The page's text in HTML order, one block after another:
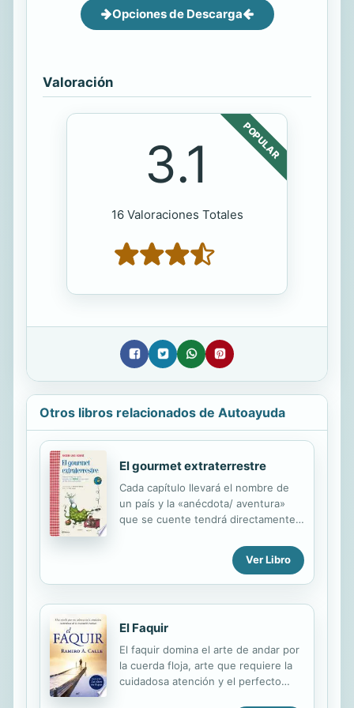
Opciones de Descarga
Valoración
POPULAR
3.1
16 Valoraciones Totales
Otros libros relacionados de Autoayuda
El gourmet extraterrestre
Cada capítulo llevará el nombre de
un país y la «anécdota/ aventura»
que se cuente tendrá directamente
su consecución, su preparación o su
consumo. Gemuk es un
extraterrestre que aterriza en la
son para él las extrañas conductas
humanas, inicia un periplo por todo
el mundo en el que descubrirá
diversas formas de cocinar; recetas y
Ver Libro
El Faquir
El faquir domina el arte de andar por
la cuerda floja, arte que requiere la
cuidadosa atención y el perfecto